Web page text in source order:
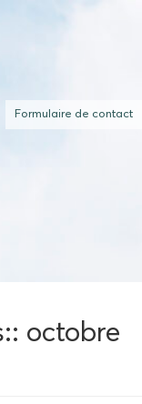
Formulaire de contact
octobre